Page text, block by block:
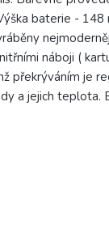
baterie - 148
náboji (
překrýváním je
a jejich teplota.